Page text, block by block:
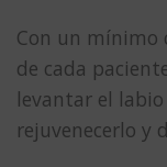
Con un mínimo
de cada
levantar el
rejuvenecerlo y